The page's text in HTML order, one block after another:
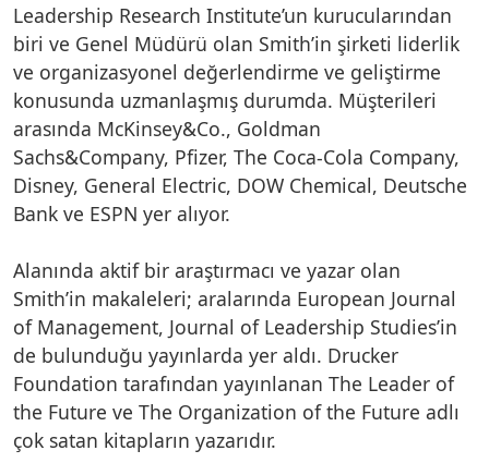
Leadership Research Institute’un kurucularından
biri ve Genel Müdürü olan Smith’in şirketi liderlik
ve organizasyonel değerlendirme ve geliştirme
konusunda uzmanlaşmış durumda. Müşterileri
arasında McKinsey&Co., Goldman
Sachs&Company, Pfizer, The Coca-Cola Company,
Disney, General Electric, DOW Chemical, Deutsche
Bank ve ESPN yer alıyor.
Alanında aktif bir araştırmacı ve yazar olan
Smith’in makaleleri; aralarında European Journal
of Management, Journal of Leadership Studies’in
de bulunduğu yayınlarda yer aldı. Drucker
Foundation tarafından yayınlanan The Leader of
the Future ve The Organization of the Future adlı
çok satan kitapların yazarıdır.